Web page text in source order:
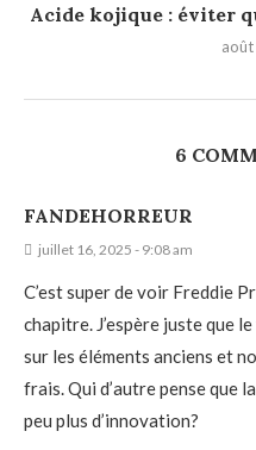
Acide kojique : éviter
6
FANDEHORREUR
juillet 16, 2025 - 9:08 am
C’est super de voir Freddie
chapitre. J’espère juste que
sur les éléments anciens et
frais. Qui d’autre pense que
peu plus d’innovation?